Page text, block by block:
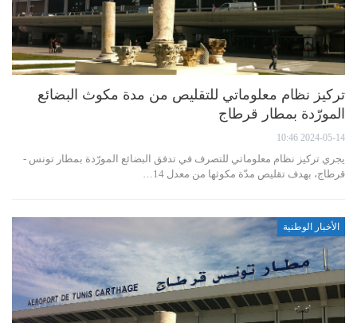
تركيز نظام معلوماتي للتقليص من مدة مكوث البضائع
المورّدة بمطار قرطاج
2024-05-14 10:46
يجري تركيز نظام معلوماتي للتصرف في تدفق البضائع المورّدة بمطار تونس -
قرطاج، بهدف تقليص مدّة مكوثها من معدل 14…
الأخبار الوطنية